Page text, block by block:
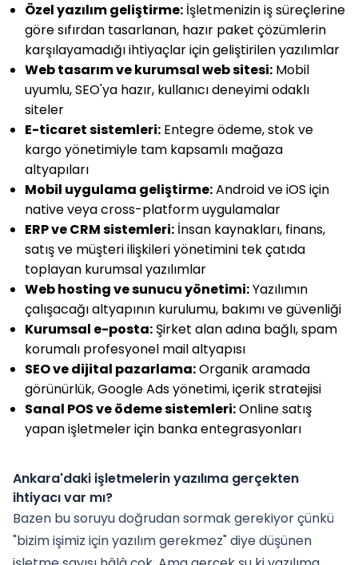
Özel yazılım geliştirme: İşletmenizin iş süreçlerine
göre sıfırdan tasarlanan, hazır paket çözümlerin
karşılayamadığı ihtiyaçlar için geliştirilen yazılımlar
Web tasarım ve kurumsal web sitesi: Mobil
uyumlu, SEO'ya hazır, kullanıcı deneyimi odaklı
siteler
E-ticaret sistemleri: Entegre ödeme, stok ve
kargo yönetimiyle tam kapsamlı mağaza
altyapıları
Mobil uygulama geliştirme:Android ve iOS için
native veya cross-platform uygulamalar
ERP ve CRM sistemleri: İnsan kaynakları, finans,
satış ve müşteri ilişkileri yönetimini tek çatıda
toplayan kurumsal yazılımlar
Web hosting ve sunucu yönetimi:Yazılımın
çalışacağı altyapının kurulumu, bakımı ve güvenliği
Kurumsal e-posta: Şirket alan adına bağlı, spam
korumalı profesyonel mail altyapısı
SEO ve dijital pazarlama:Organik aramada
görünürlük, Google Ads yönetimi, içerik stratejisi
Sanal POS ve ödeme sistemleri:Online satış
yapan işletmeler için banka entegrasyonları
Ankara'daki işletmelerin yazılıma gerçekten
ihtiyacı var mı?
Bazen bu soruyu doğrudan sormak gerekiyor çünkü
"bizim işimiz için yazılım gerekmez" diye düşünen